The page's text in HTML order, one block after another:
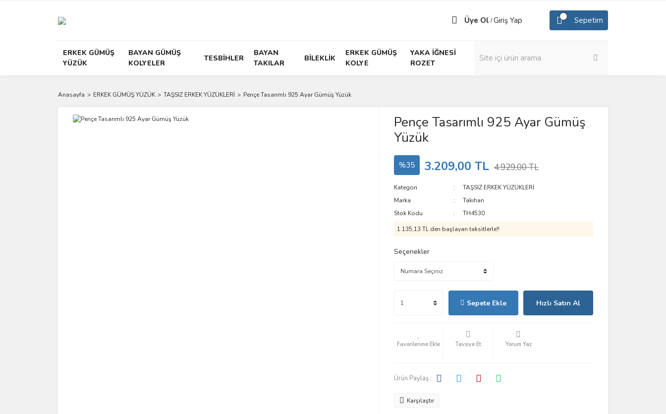
Üye Ol /Giriş Yap Sepetim
ERKEK GÜMÜŞ
YÜZÜK
BAYAN GÜMÜŞ
KOLYELER
TESBİHLER
BAYAN
TAKILAR
BİLEKLİK
ERKEK GÜMÜŞ
KOLYE
YAKA İĞNESİ
ROZET
Anasayfa ERKEK GÜMÜŞ YÜZÜK TAŞSIZ ERKEK YÜZÜKLERİ Pençe Tasarımlı 925 Ayar Gümüş Yüzük
Pençe Tasarımlı 925 Ayar Gümüş
Yüzük
%35 3.209,00 TL 4.929,00 TL
Kategori
TAŞSIZ ERKEK YÜZÜKLERİ
Marka
Takıhan
Stok Kodu
TH4530
1.135,13 TL den başlayan taksitlerle!!
Seçenekler
Sepete Ekle Hızlı Satın Al
Tavsiye Et Yorum Yaz
Ürün Paylaş :
Karşılaştır